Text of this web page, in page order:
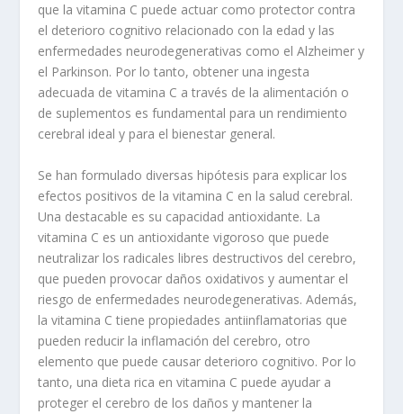
que la vitamina C puede actuar como protector contra
el deterioro cognitivo relacionado con la edad y las
enfermedades neurodegenerativas como el Alzheimer y
el Parkinson. Por lo tanto, obtener una ingesta
adecuada de vitamina C a través de la alimentación o
de suplementos es fundamental para un rendimiento
cerebral ideal y para el bienestar general.
Se han formulado diversas hipótesis para explicar los
efectos positivos de la vitamina C en la salud cerebral.
Una destacable es su capacidad antioxidante. La
vitamina C es un antioxidante vigoroso que puede
neutralizar los radicales libres destructivos del cerebro,
que pueden provocar daños oxidativos y aumentar el
riesgo de enfermedades neurodegenerativas. Además,
la vitamina C tiene propiedades antiinflamatorias que
pueden reducir la inflamación del cerebro, otro
elemento que puede causar deterioro cognitivo. Por lo
tanto, una dieta rica en vitamina C puede ayudar a
proteger el cerebro de los daños y mantener la